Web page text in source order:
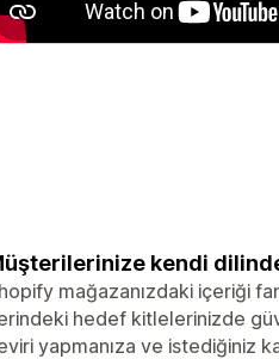
kendi
mağazanızdaki içeriği
hedef kitlelerinizde
yapmanıza ve istediğiniz